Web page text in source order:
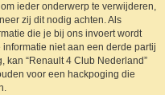
ieder onderwerp te verwijderen,
zij dit nodig achten. Als
die je bij ons invoert wordt
niet aan een derde partij
kan “Renault 4 Club Nederland”
voor een hackpoging die